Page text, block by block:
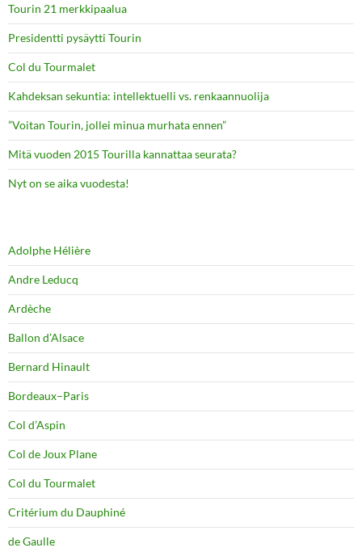
Tourin 21 merkkipaalua
Presidentti pysäytti Tourin
Col du Tourmalet
Kahdeksan sekuntia: intellektuelli vs. renkaannuolija
”Voitan Tourin, jollei minua murhata ennen”
Mitä vuoden 2015 Tourilla kannattaa seurata?
Nyt on se aika vuodesta!
Adolphe Hélière
Andre Leducq
Ardèche
Ballon d’Alsace
Bernard Hinault
Bordeaux–Paris
Col d’Aspin
Col de Joux Plane
Col du Tourmalet
Critérium du Dauphiné
de Gaulle